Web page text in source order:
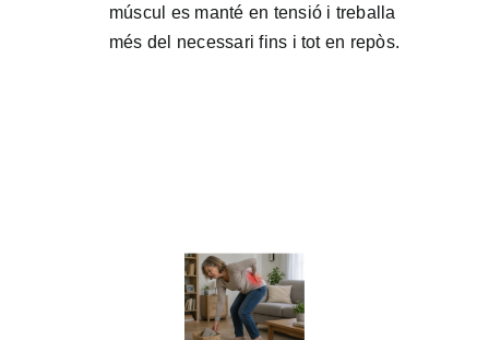
múscul es manté en tensió i treballa
més del necessari fins i tot en repòs.